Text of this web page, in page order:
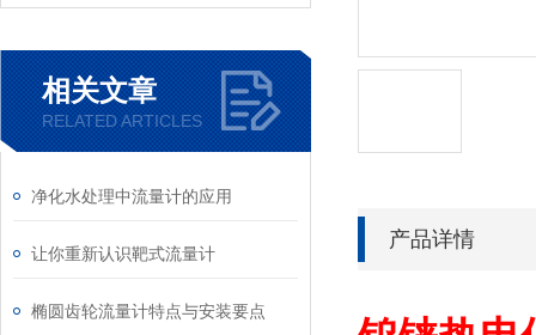
相关文章
RELATED ARTICLES
净化水处理中流量计的应用
让你重新认识靶式流量计
椭圆齿轮流量计特点与安装要点
产品详情